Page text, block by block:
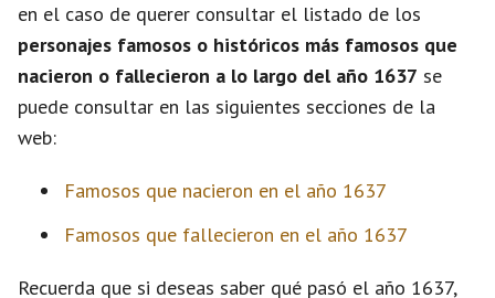
en el caso de querer consultar el listado de los
personajes famosos o históricos más famosos que
nacieron o fallecieron a lo largo del año 1637 se
puede consultar en las siguientes secciones de la
web:
Famosos que nacieron en el año 1637
Famosos que fallecieron en el año 1637
Recuerda que si deseas saber qué pasó el año 1637,